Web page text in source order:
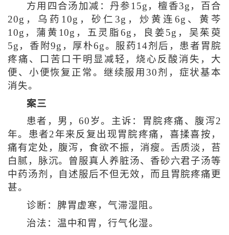
方用四合汤加减：丹参15g，檀香3g，百合
20g，乌药10g，砂仁3g，炒黄连6g、黄芩
10g，蒲黄10g，五灵脂6g，良姜5g，吴茱萸
5g，香附9g，厚朴6g。服药14剂后，患者胃脘
疼痛、口苦口干明显减轻，烧心反酸消失，大
便、小便恢复正常。继续服用30剂，症状基本
消失。
案三
患者，男，60岁。主诉：胃脘疼痛、腹泻2
年。患者2年来反复出现胃脘疼痛，喜揉喜按，
痛有定处，腹泻，食欲不振，消瘦。舌质淡，苔
白腻，脉沉。曾服真人养脏汤、香砂六君子汤等
中药汤剂，自述服后不但无效，而且胃脘疼痛更
甚。
诊断：脾胃虚寒，气滞湿阻。
治法：温中和胃，行气化湿。